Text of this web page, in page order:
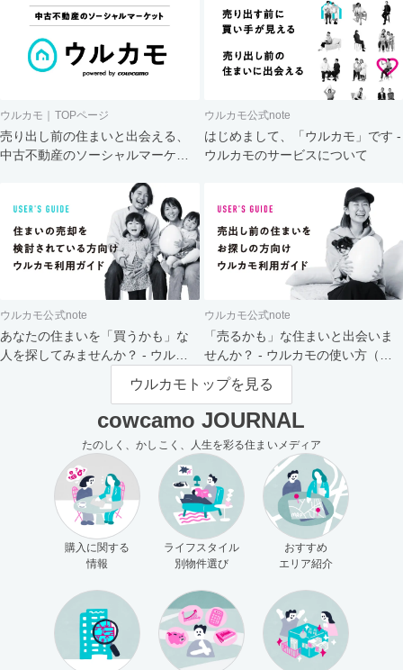
ウルカモ｜TOPページ
売り出し前の住まいと出会える、
中古不動産のソーシャルマーケッ
ウルカモ公式note
はじめまして、「ウルカモ」です -
ウルカモのサービスについて
ウルカモ公式note
あなたの住まいを「買うかも」な
人を探してみませんか？ - ウルカ
ウルカモ公式note
「売るかも」な住まいと出会いま
せんか？ - ウルカモの使い方（買
主さま向け）
ウルカモトップを見る
cowcamo JOURNAL
たのしく、かしこく、人生を彩る住まいメディア
購入に関する
情報
ライフスタイル
別物件選び
おすすめ
エリア紹介